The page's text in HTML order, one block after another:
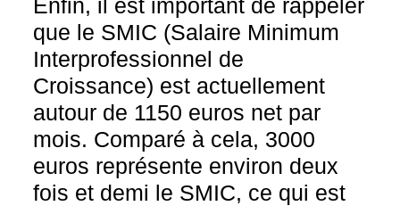
Enfin, il est important de rappeler
que le SMIC (Salaire Minimum
Interprofessionnel de
Croissance) est actuellement
autour de 1150 euros net par
mois. Comparé à cela, 3000
euros représente environ deux
fois et demi le SMIC, ce qui est